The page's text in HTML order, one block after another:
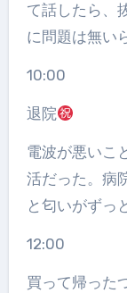
て話したら、
に問題は無い
10:00
退院
電波が悪いこ
活だった。病
と匂いがずっ
12:00
買って帰った